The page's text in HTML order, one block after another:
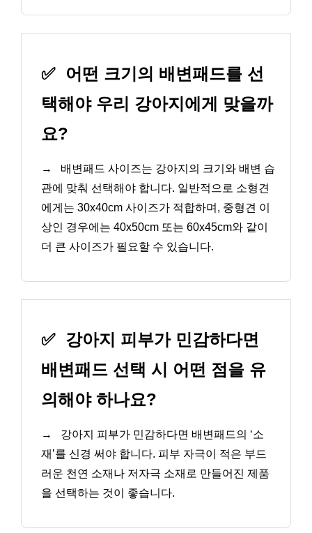
✅
어떤 크기의 배변패드를 선
택해야 우리 강아지에게 맞을까
요?
→
배변패드 사이즈는 강아지의 크기와 배변 습
관에 맞춰 선택해야 합니다. 일반적으로 소형견
에게는 30x40cm 사이즈가 적합하며, 중형견 이
상인 경우에는 40x50cm 또는 60x45cm와 같이
더 큰 사이즈가 필요할 수 있습니다.
✅ 강아지 피부가 민감하다면
배변패드 선택 시 어떤 점을 유
의해야 하나요?
→
강아지 피부가 민감하다면 배변패드의 ‘소
재’를 신경 써야 합니다. 피부 자극이 적은 부드
러운 천연 소재나 저자극 소재로 만들어진 제품
을 선택하는 것이 좋습니다.